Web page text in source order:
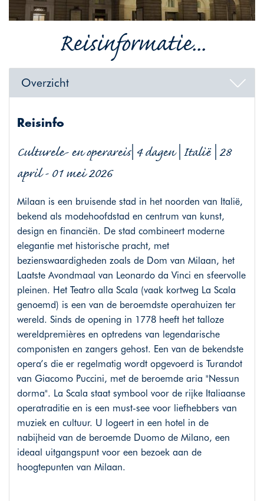
Reisinformatie...
Overzicht
Reisinfo
Culturele- en operareis| 4 dagen | Italië | 28
april - 01 mei 2026
Milaan is een bruisende stad in het noorden van Italië,
bekend als modehoofdstad en centrum van kunst,
design en financiën. De stad combineert moderne
elegantie met historische pracht, met
bezienswaardigheden zoals de Dom van Milaan, het
Laatste Avondmaal van Leonardo da Vinci en sfeervolle
pleinen. Het Teatro alla Scala (vaak kortweg La Scala
genoemd) is een van de beroemdste operahuizen ter
wereld. Sinds de opening in 1778 heeft het talloze
wereldpremières en optredens van legendarische
componisten en zangers gehost. Een van de bekendste
opera’s die er regelmatig wordt opgevoerd is Turandot
van Giacomo Puccini, met de beroemde aria "Nessun
dorma". La Scala staat symbool voor de rijke Italiaanse
operatraditie en is een must-see voor liefhebbers van
muziek en cultuur. U logeert in een hotel in de
nabijheid van de beroemde Duomo de Milano, een
ideaal uitgangspunt voor een bezoek aan de
hoogtepunten van Milaan.